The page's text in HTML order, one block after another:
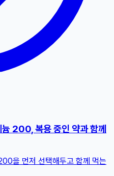
200, 복용 중인 약과 함께
을 먼저 선택해두고 함께 먹는